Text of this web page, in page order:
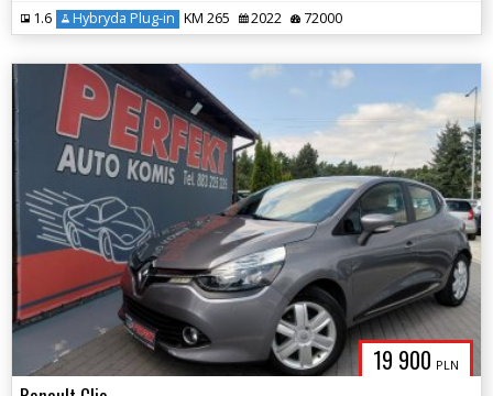
1.6 Hybryda Plug-in KM 265 2022 72000
19 900 PLN